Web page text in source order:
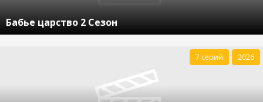
Бабье царство 2 Сезон
7 серий 2026